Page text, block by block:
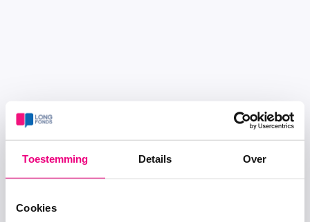
Toestemming Details Over
Cookies